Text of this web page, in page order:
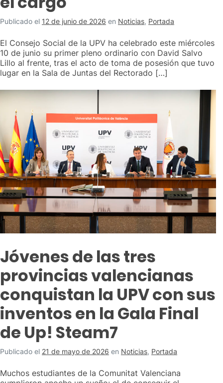
Publicado el 12 de junio de 2026 en Noticias, Portada
El Consejo Social de la UPV ha celebrado este miércoles
10 de junio su primer pleno ordinario con David Salvo
Lillo al frente, tras el acto de toma de posesión que tuvo
lugar en la Sala de Juntas del Rectorado […]
Jóvenes de las tres
provincias valencianas
conquistan la UPV con sus
inventos en la Gala Final
de Up! Steam7
Publicado el 21 de mayo de 2026 en Noticias, Portada
Muchos estudiantes de la Comunitat Valenciana